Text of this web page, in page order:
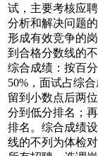
试，主要考核应
分析和解决问题
形成有效竞争的
到合格分数线的
综合成绩：按百
50%，面试占综
留到小数点后两
分到低分排名；
排名。综合成绩
线的不列为体检对